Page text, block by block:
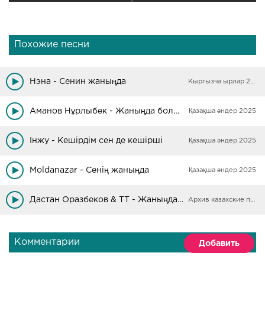
Похожие песни
Нэна - Сенин жаныңда Кыргызча ырлар 2025
Аманов Нұрлыбек - Жаныңда боламын Қазақша әндер 2025
Інжу - Кешірдім сен де кешірші Қазақша әндер 2025
Мoldanazar - Сенің жаныңда Қазақша әндер 2025
Дастан Оразбеков & ТТ - Жаныңда болу бақыт Архив казахские песни
Комментарии Добавить